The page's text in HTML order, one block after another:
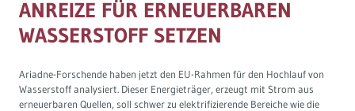
ANREIZE FÜR ERNEUERBAREN
WASSERSTOFF SETZEN
Ariadne-Forschende haben jetzt den EU-Rahmen für den Hochlauf von
Wasserstoff analysiert. Dieser Energieträger, erzeugt mit Strom aus
erneuerbaren Quellen, soll schwer zu elektrifizierende Bereiche wie die